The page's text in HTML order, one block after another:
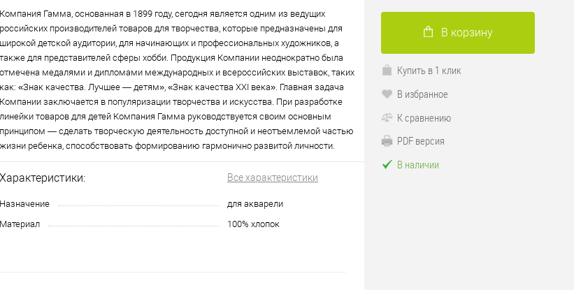
Компания Гамма, основанная в 1899 году, сегодня является одним из ведущих
российских производителей товаров для творчества, которые предназначены для
широкой детской аудитории, для начинающих и профессиональных художников, а
также для представителей сферы хобби. Продукция Компании неоднократно была
отмечена медалями и дипломами международных и всероссийских выставок, таких
как: «Знак качества. Лучшее — детям», «Знак качества XXI века». Главная задача
Компании заключается в популяризации творчества и искусства. При разработке
линейки товаров для детей Компания Гамма руководствуется своим основным
принципом — сделать творческую деятельность доступной и неотъемлемой частью
жизни ребенка, способствовать формированию гармонично развитой личности.
Характеристики: Все характеристики
Назначение
для акварели
Материал
100% хлопок
В корзину
Купить в 1 клик
В избранное
К сравнению
PDF версия
В наличии